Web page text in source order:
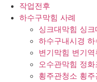
작업전후
하수구막힘 사례
싱크대막힘 싱
하수구내시경
변기막힘 변기
오수관막힘 정
횡주관청소 횡주